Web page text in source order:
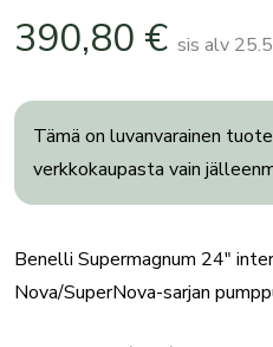
390,80 € sis alv
Tämä on luvanvarainen
verkkokaupasta vain
Benelli Supermagnum 24″
Nova/SuperNova-sarjan